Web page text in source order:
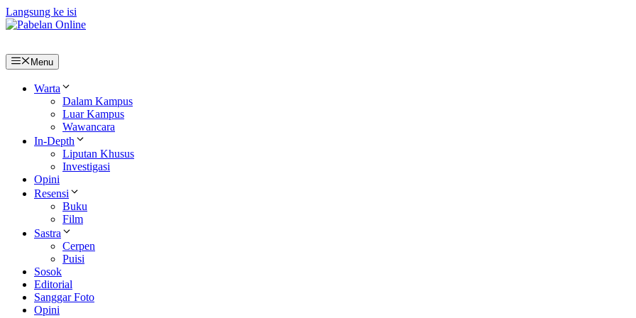
Langsung ke isi
Menu
Warta
Dalam Kampus
Luar Kampus
Wawancara
In-Depth
Liputan Khusus
Investigasi
Opini
Resensi
Buku
Film
Sastra
Cerpen
Puisi
Sosok
Editorial
Sanggar Foto
Opini